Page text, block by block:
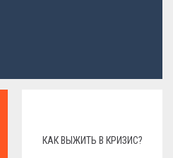
КАК ВЫЖИТЬ В КРИЗИС?